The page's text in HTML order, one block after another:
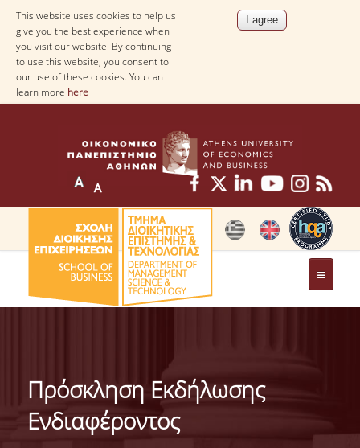
This website uses cookies to help us
give you the best experience when
you visit our website. By continuing
to use this website, you consent to
our use of these cookies. You can
learn more here
THE DEPARTMENT
IDENTITY OF THE DEPARTMENT
MISSION OF THE DEPARTMENT
ADMINISTRATION
Πρόσκληση Εκδήλωσης
Ενδιαφέροντος